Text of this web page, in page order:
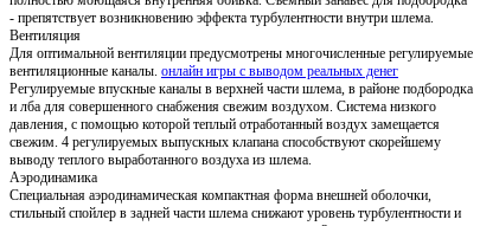
- препятствует возникновению эффекта турбулентности внутри шлема.
Вентиляция
Для оптимальной вентиляции предусмотрены многочисленные регулируемые
вентиляционные каналы. онлайн игры с выводом реальных денег
Регулируемые впускные каналы в верхней части шлема, в районе подбородка
и лба для совершенного снабжения свежим воздухом. Система низкого
давления, с помощью которой теплый отработанный воздух замещается
свежим. 4 регулируемых выпускных клапана способствуют скорейшему
выводу теплого выработанного воздуха из шлема.
Аэродинамика
Специальная аэродинамическая компактная форма внешней оболочки,
стильный спойлер в задней части шлема снижают уровень турбулентности и